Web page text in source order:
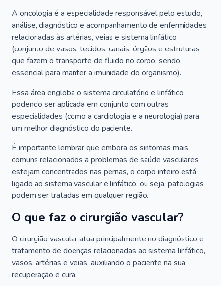
A oncologia é a especialidade responsável pelo estudo,
análise, diagnóstico e acompanhamento de enfermidades
relacionadas às artérias, veias e sistema linfático
(conjunto de vasos, tecidos, canais, órgãos e estruturas
que fazem o transporte de fluido no corpo, sendo
essencial para manter a imunidade do organismo).
Essa área engloba o sistema circulatório e linfático,
podendo ser aplicada em conjunto com outras
especialidades (como a cardiologia e a neurologia) para
um melhor diagnóstico do paciente.
É importante lembrar que embora os sintomas mais
comuns relacionados a problemas de saúde vasculares
estejam concentrados nas pernas, o corpo inteiro está
ligado ao sistema vascular e linfático, ou seja, patologias
podem ser tratadas em qualquer região.
O que faz o cirurgião vascular?
O cirurgião vascular atua principalmente no diagnóstico e
tratamento de doenças relacionadas ao sistema linfático,
vasos, artérias e veias, auxiliando o paciente na sua
recuperação e cura.